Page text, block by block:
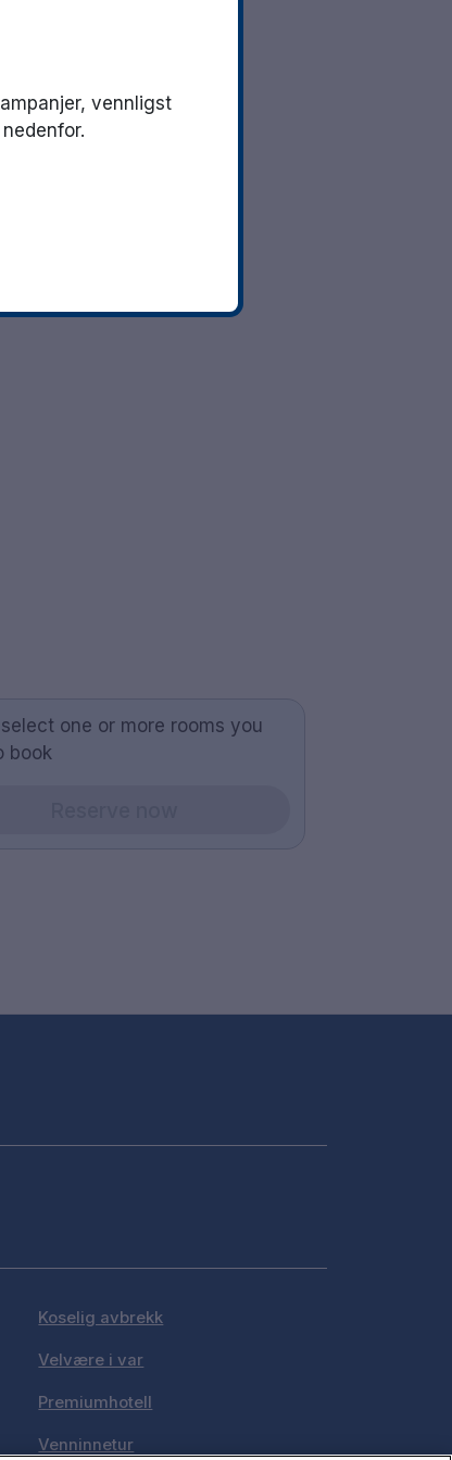
select one or more rooms you
book
vennligst
Koselig avbrekk
Velvære i var
Premiumhotell
Venninnetur